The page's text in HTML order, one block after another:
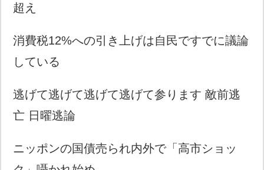
超え
消費税12%への引き上げは自民ですでに議論
している
逃げて逃げて逃げて逃げて参ります 敵前逃
亡 日曜逃論
ニッポンの国債売られ内外で「高市ショッ